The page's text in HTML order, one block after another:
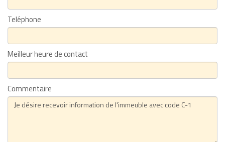
Teléphone
Meilleur heure de contact
Commentaire